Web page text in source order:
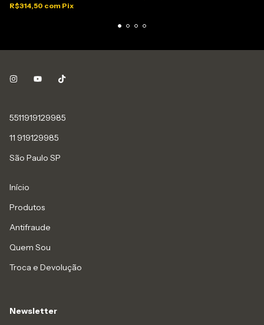
R$314,50 com Pix
5511919129985
11 919129985
São Paulo SP
Início
Produtos
Antifraude
Quem Sou
Troca e Devolução
Newsletter